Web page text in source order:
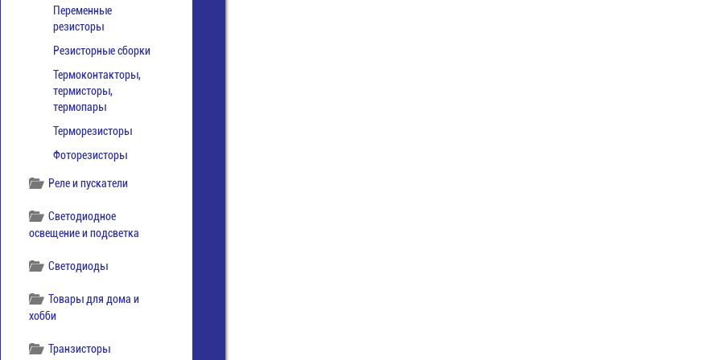
Переменные
резисторы
Резисторные сборки
Термоконтакторы,
термисторы,
термопары
Терморезисторы
Фоторезисторы
Реле и пускатели
Светодиодное
освещение и подсветка
Светодиоды
Товары для дома и
хобби
Транзисторы